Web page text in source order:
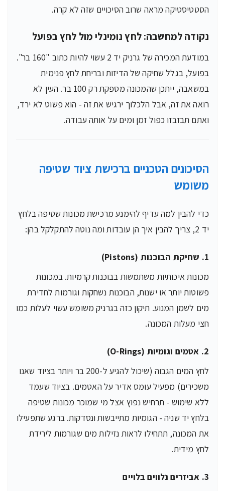
הסטטיסטיקה מראה שרוב הסיכויים שזה לא קרה.
נקודה למחשבה: לחץ נומינלי מול לחץ בפועל
במודעת המכירה של גרניק יד 2 עשוי להיות כתוב "160 בר".
בפועל, בגלל שחיקה של הדיזות ובריחת לחץ פנימית
במשאבה, ייתכן שהמכונה מספקת רק 100 בר. העין לא
רואה את זה, אבל הלכלוך ירגיש את זה - הוא פשוט לא ירד,
ואתם תבזבזו כפול זמן ומים על אותה עבודה.
הסיכונים הטכניים ברכישת ציוד שטיפה
משומש
כדי להבין למה עדיף להימנע מרכישת מכונות שטיפה בלחץ
יד 2, צריך להבין איך הן עובדות ומה נוטה להתקלקל בהן:
1. שחיקת הבוכנות (Pistons)
מכונות איכותיות משתמשות בבוכנות קרמיות. במכונות
פשוטות יותר או ישנות, הבוכנות נשחקות וגורמות לחדירת
מים לשמן המנוע. תיקון כזה בגרניק משומש עשוי לעלות כמו
חצי מעלות המכונה.
2. אטמים וגומיות (O-Rings)
לחץ המים הגבוה (שיכול להגיע ל-200 בר ויותר בציוד שאנו
משכירים) מפעיל עומס אדיר על האטמים. בציוד שעמד
ללא שימוש - תרחיש נפוץ אצל מי שמוכר מכונות שטיפה
בלחץ יד שניה - הגומיות מתייבשות ונסדקות. ברגע שתפעילו
את המכונה, תתחילו לראות נזילות מים שגורמות לירידת
לחץ מידית.
3. אביזרים נלווים בלויים